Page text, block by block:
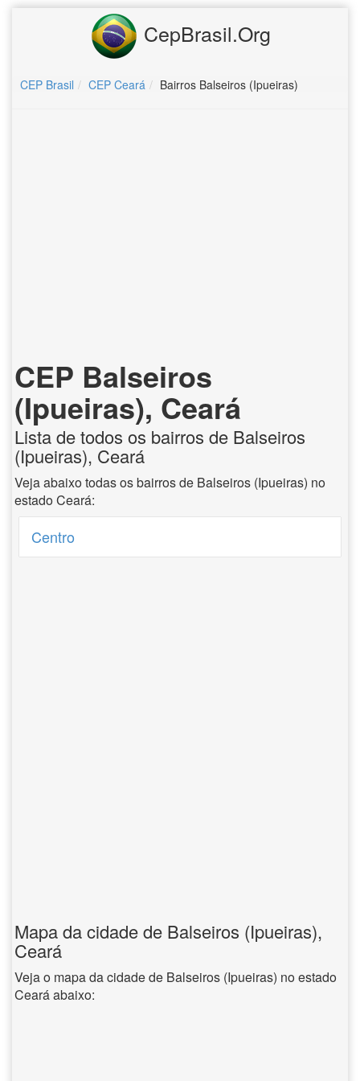
CepBrasil.Org
CEP Brasil CEP Ceará Bairros Balseiros (Ipueiras)
CEP Balseiros
(Ipueiras), Ceará
Lista de todos os bairros de Balseiros
(Ipueiras), Ceará
Veja abaixo todas os bairros de Balseiros (Ipueiras) no
estado Ceará:
Centro
Mapa da cidade de Balseiros (Ipueiras),
Ceará
Veja o mapa da cidade de Balseiros (Ipueiras) no estado
Ceará abaixo: